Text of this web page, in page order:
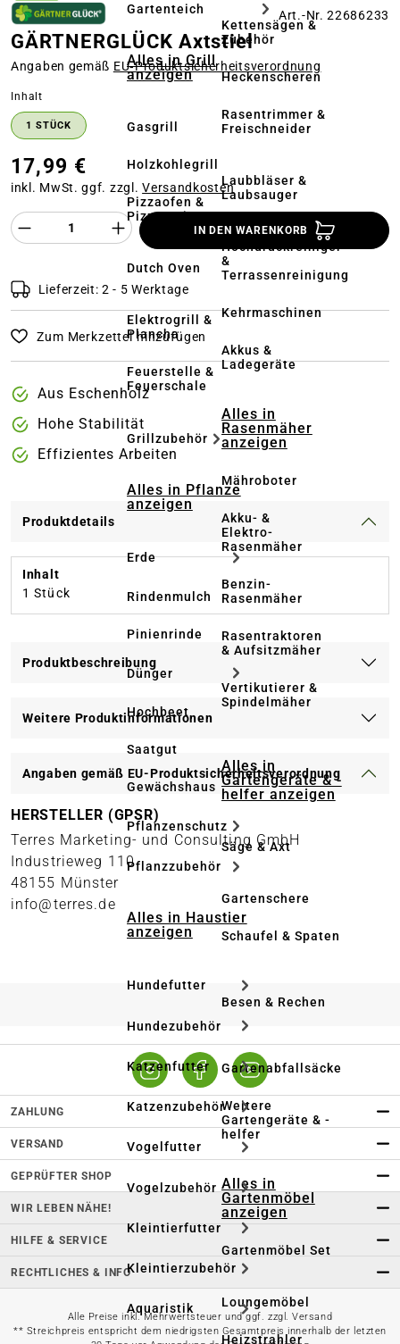
Gartenteich
Alles in Grill
anzeigen
Gasgrill
Holzkohlegrill
Pizzaofen &
Pizzastein
Dutch Oven
Elektrogrill &
Plancha
Feuerstelle &
Feuerschale
Grillzubehör
Alles in Pflanze
anzeigen
Erde
Rindenmulch
Pinienrinde
Dünger
Hochbeet
Saatgut
Gewächshaus
Pflanzenschutz
Pflanzzubehör
Alles in Haustier
anzeigen
Hundefutter
Hundezubehör
Katzenfutter
Katzenzubehör
Vogelfutter
Vogelzubehör
Kleintierfutter
Kleintierzubehör
Aquaristik
Kettensägen &
Zubehör
Heckenscheren
Rasentrimmer &
Freischneider
Laubbläser &
Laubsauger
Hochdruckreiniger
&
Terrassenreinigung
Kehrmaschinen
Akkus &
Ladegeräte
Alles in
Rasenmäher
anzeigen
Mähroboter
Akku- &
Elektro-
Rasenmäher
Benzin-
Rasenmäher
Rasentraktoren
& Aufsitzmäher
Vertikutierer &
Spindelmäher
Alles in
Gartengeräte & -
helfer anzeigen
Säge & Axt
Gartenschere
Schaufel & Spaten
Besen & Rechen
Gartenabfallsäcke
Weitere
Gartengeräte & -
helfer
Alles in
Gartenmöbel
anzeigen
Gartenmöbel Set
Loungemöbel
Heizstrahler
Art.-Nr. 22686233
GÄRTNERGLÜCK Axtstiel
Angaben gemäß EU‑Produktsicherheitsverordnung
Inhalt
1 STÜCK
17,99 €
inkl. MwSt. ggf. zzgl.Versandkosten
Produkt Anzahl des Produktes
IN DEN WARENKORB
Lieferzeit: 2 - 5 Werktage
Zum Merkzettel hinzufügen
Aus Eschenholz
Hohe Stabilität
Effizientes Arbeiten
Produktdetails
Inhalt
1 Stück
Produktbeschreibung
Weitere Produktinformationen
Angaben gemäß EU-Produktsicherheitsverordnung
HERSTELLER (GPSR)
Terres Marketing- und Consulting GmbH
Industrieweg 110
48155 Münster
info@terres.de
ZAHLUNG
VERSAND
GEPRÜFTER SHOP
WIR LEBEN NÄHE!
HILFE & SERVICE
RECHTLICHES & INFO
Alle Preise inkl. Mehrwertsteuer und ggf. zzgl. Versand
** Streichpreis entspricht dem niedrigsten Gesamtpreis innerhalb der letzten